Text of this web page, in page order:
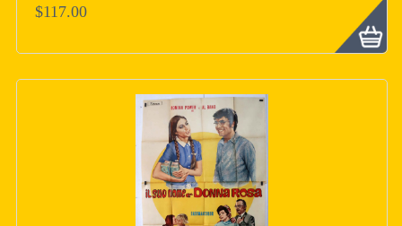
$117.00